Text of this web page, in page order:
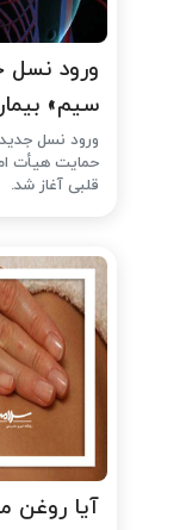
ورود نسل
سیم»
ورود نسل
حمایت هیأت
قلبی آغاز شد.
آیا روغن